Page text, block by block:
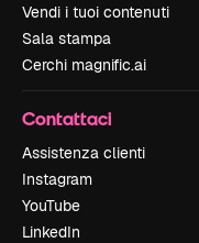
Vendi i tuoi contenuti
Sala stampa
Cerchi magnific.ai
Contattaci
Assistenza clienti
Instagram
YouTube
LinkedIn